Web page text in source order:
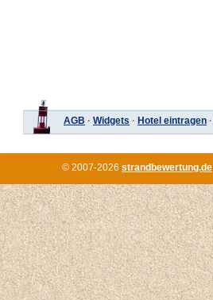
AGB · Widgets · Hotel eintragen ·
© 2007-2026 strandbewertung.de